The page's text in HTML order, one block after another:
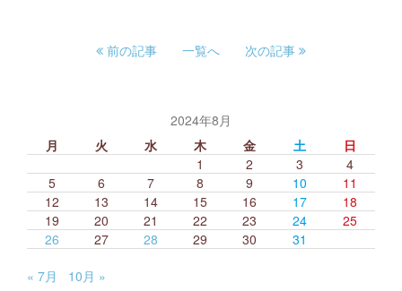
前の記事 一覧へ 次の記事
2024年8月
月
火 水 木 金 土
日
1
2 3
4
5
6 7 8 9 10
11
12
13 14 15 16 17
18
19
20 21 22 23 24
25
26
27 28 29 30 31
« 7月
10月 »
JADDO